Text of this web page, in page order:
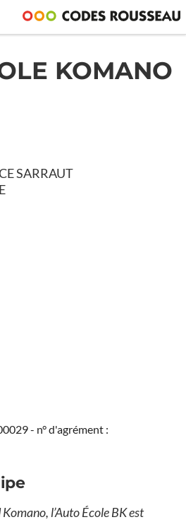
KOMANO
SARRAUT
- n° d'agrément :
l’Auto École BK est